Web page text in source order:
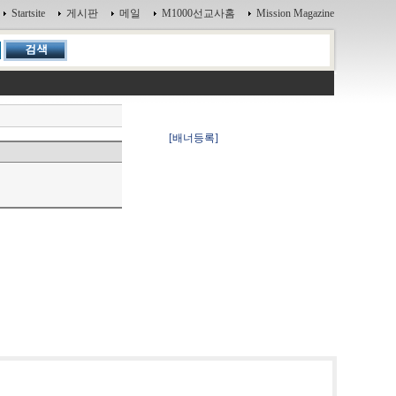
Startsite 게시판 메일 M1000선교사홈 Mission Magazine
[배너등록]